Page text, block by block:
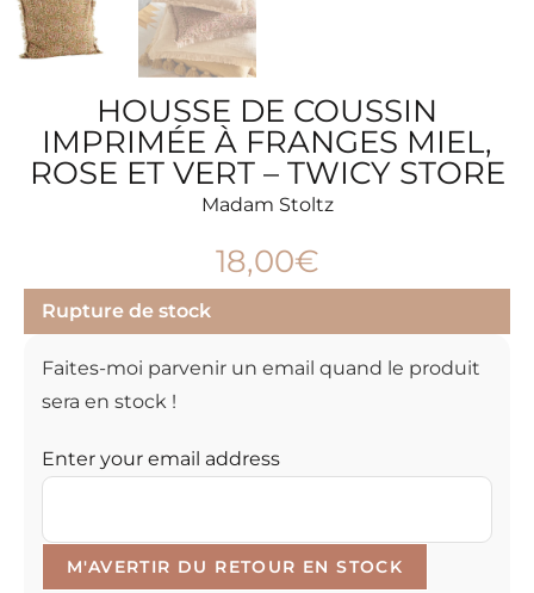
HOUSSE DE COUSSIN
IMPRIMÉE À FRANGES MIEL,
ROSE ET VERT – TWICY STORE
Madam Stoltz
18,00€
Rupture de stock
Faites-moi parvenir un email quand le produit
sera en stock !
Enter your email address